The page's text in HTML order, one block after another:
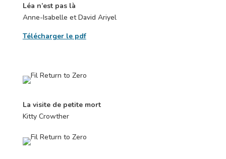
Léa n’est pas là
Anne-Isabelle et David Ariyel
Télécharger le pdf
La visite de petite mort
Kitty Crowther